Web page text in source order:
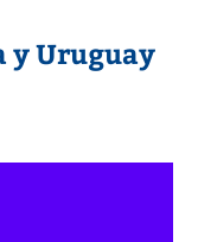
y Uruguay